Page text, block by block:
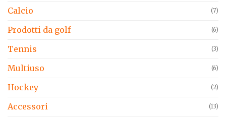
Calcio (7)
Prodotti da golf (6)
Tennis (3)
Multiuso (6)
Hockey (2)
Accessori (13)